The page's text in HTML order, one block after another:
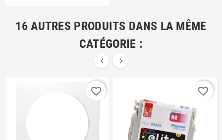
16 AUTRES PRODUITS DANS LA MÊME
CATÉGORIE :
 
favorite_border favorite_border